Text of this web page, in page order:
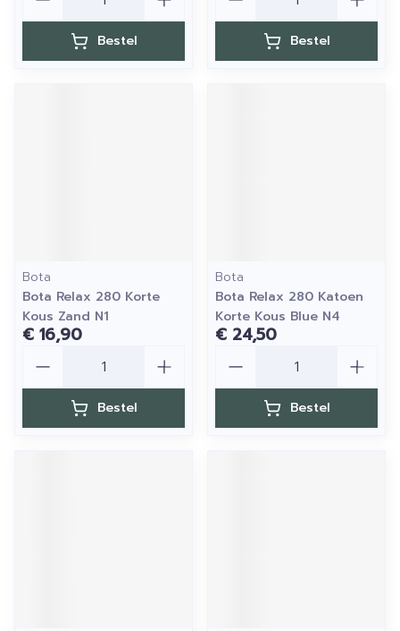
Bestel Bestel
Bota
Bota Relax 280 Korte
Kous Zand N1
€ 16,90
Bestel
Bota
Bota Relax 280 Katoen
Korte Kous Blue N4
€ 24,50
Bestel